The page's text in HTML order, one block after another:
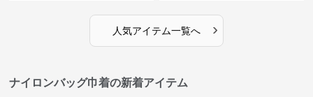
人気アイテム一覧へ ›
ナイロンバッグ巾着の新着アイテム